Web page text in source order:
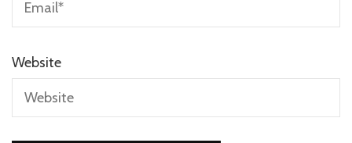
Website